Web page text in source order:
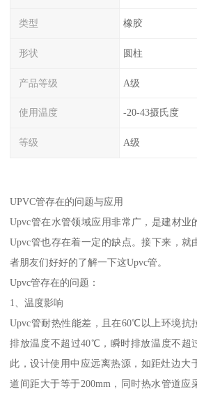
类型 橡胶
形状 圆柱
产品等级 A级
使用温度 -20-43摄氏度
等级 A级
UPVC管存在的问题与应用
Upvc管在水管领域应用非常广，是建材业
Upvc管也存在着一定的缺点。接下来，就
者朋友们好好的了解一下这Upvc管。
Upvc管存在的问题：
1、温度影响
Upvc管耐热性能差，且在60℃以上环境抗
排放温度不超过40℃，瞬时排放温度不超
此，设计使用中应远离热源，如距灶边大
道间距大于等于200mm，同时热水管道应